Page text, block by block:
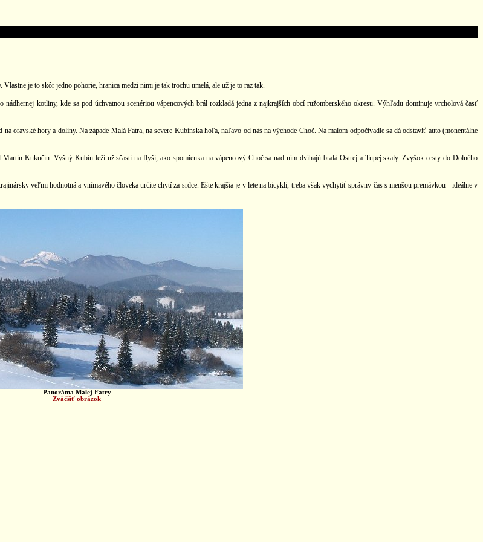
je to skôr jedno pohorie, hranica medzi nimi je tak trochu umelá, ale už je to raz tak.
kotliny, kde sa pod úchvatnou scenériou vápencových brál rozkladá jedna z najkrajších obcí ružomberského okresu. Výhľadu dominuje vrcholová časť
oravské hory a doliny. Na západe Malá Fatra, na severe Kubínska hoľa, naľavo od nás na východe Choč. Na malom odpočívadle sa dá odstaviť auto (monentálne
Kukučín. Vyšný Kubín leží už sčasti na flyši, ako spomienka na vápencový Choč sa nad ním dvíhajú bralá Ostrej a Tupej skaly. Zvyšok cesty do Dolného
veľmi hodnotná a vnímavého človeka určite chytí za srdce. Ešte krajšia je v lete na bicykli, treba však vychytiť správny čas s menšou premávkou - ideálne v
Panoráma Malej Fatry
Zväčšiť obrázok